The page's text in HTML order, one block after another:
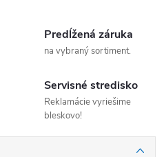
Predĺžená záruka
na vybraný sortiment.
Servisné stredisko
Reklamácie vyriešime
bleskovo!